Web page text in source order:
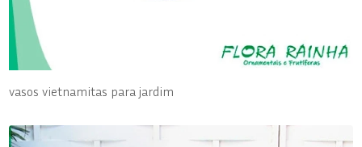
vasos vietnamitas para jardim